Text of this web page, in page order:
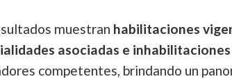
muestran habilitaciones
asociadas e inhabilitaciones
competentes, brindando un